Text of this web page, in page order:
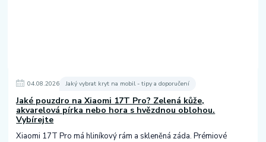
04.08.2026 Jaký vybrat kryt na mobil - tipy a doporučení
Jaké pouzdro na Xiaomi 17T Pro? Zelená kůže,
akvarelová pírka nebo hora s hvězdnou oblohou.
Vybírejte
Xiaomi 17T Pro má hliníkový rám a skleněná záda. Prémiové